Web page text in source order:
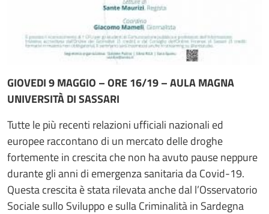
GIOVEDI 9 MAGGIO – ORE 16/19 – AULA MAGNA
UNIVERSITÀ DI SASSARI
Tutte le più recenti relazioni ufficiali nazionali ed
europee raccontano di un mercato delle droghe
fortemente in crescita che non ha avuto pause neppure
durante gli anni di emergenza sanitaria da Covid-19.
Questa crescita è stata rilevata anche dal l’Osservatorio
Sociale sullo Sviluppo e sulla Criminalità in Sardegna